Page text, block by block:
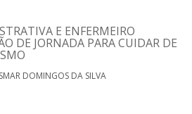
E ENFERMEIRO
DE JORNADA PARA CUIDAR DE
DOMINGOS DA SILVA